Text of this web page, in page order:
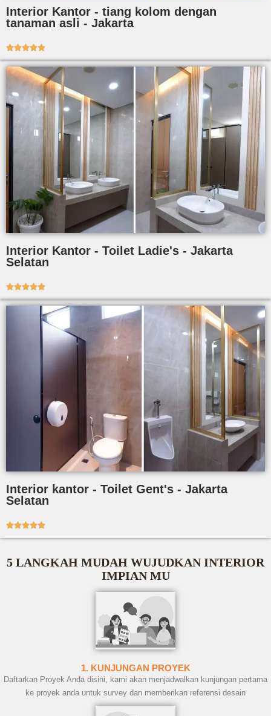
Interior Kantor - tiang kolom dengan
tanaman asli - Jakarta

Interior Kantor - Toilet Ladie's - Jakarta
Selatan

Interior kantor - Toilet Gent's - Jakarta
Selatan

5 LANGKAH MUDAH WUJUDKAN INTERIOR
IMPIAN MU
1. KUNJUNGAN PROYEK
Daftarkan Proyek Anda disini, kami akan menjadwalkan kunjungan pertama
ke proyek anda untuk survey dan memberikan referensi desain